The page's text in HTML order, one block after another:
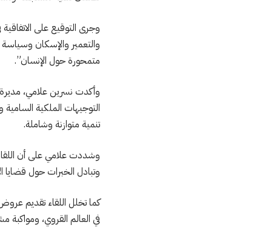
وجرى التوقيع على
متمحورة حول الإنسان”.
وأكدت نسرين علامي، مديرة
التوجيهات الملكية
تنمية متوازنة وشاملة.
وشددت علامي على أن
وتبادل الخبرات حول قضايا
كما تخلل اللقاء تقديم عروض
في العالم القروي،